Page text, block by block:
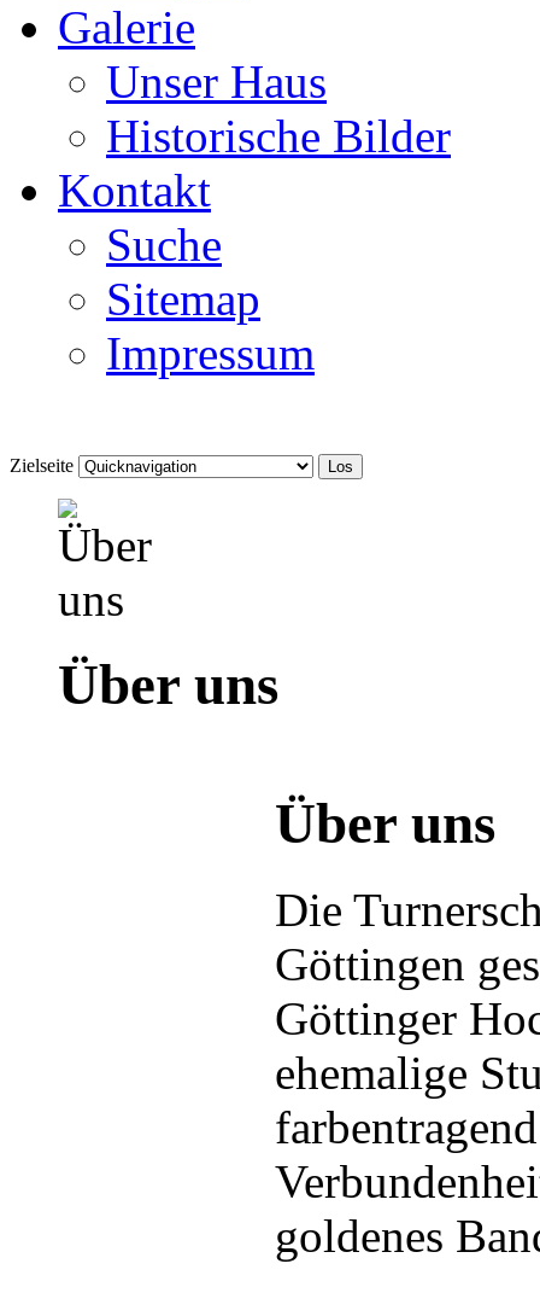
Galerie
Unser Haus
Historische Bilder
Kontakt
Suche
Sitemap
Impressum
Zielseite
Über uns
Über uns
Die
Göttingen
Göttinger
ehemalige
goldenes